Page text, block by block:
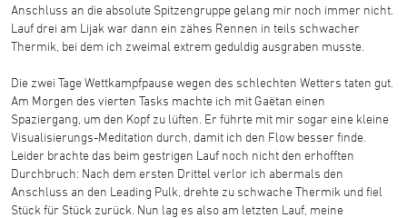
Anschluss an die absolute Spitzengruppe gelang mir noch immer nicht.
Lauf drei am Lijak war dann ein zähes Rennen in teils schwacher
Thermik, bei dem ich zweimal extrem geduldig ausgraben musste.
Die zwei Tage Wettkampfpause wegen des schlechten Wetters taten gut.
Am Morgen des vierten Tasks machte ich mit Gaëtan einen
Spaziergang, um den Kopf zu lüften. Er führte mit mir sogar eine kleine
Visualisierungs-Meditation durch, damit ich den Flow besser finde.
Leider brachte das beim gestrigen Lauf noch nicht den erhofften
Durchbruch: Nach dem ersten Drittel verlor ich abermals den
Anschluss an den Leading Pulk, drehte zu schwache Thermik und fiel
Stück für Stück zurück. Nun lag es also am letzten Lauf, meine